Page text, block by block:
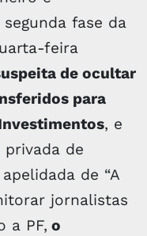
fase da
feira
de ocultar
para
, e
de
de “A
jornalistas
a PF, o